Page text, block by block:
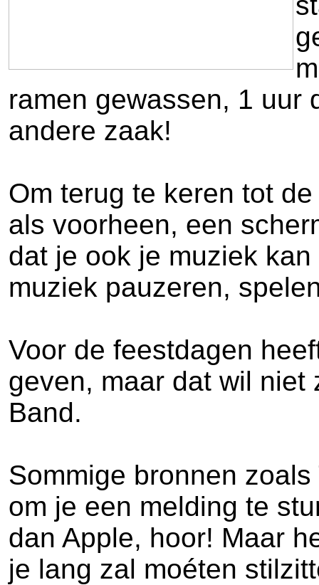
ramen gewassen, 1 uur
andere zaak!
Om terug te keren tot
als voorheen, een
dat je ook je muziek
muziek pauzeren,
Voor de feestdagen
geven, maar dat wil
Band.
Sommige bronnen
om je een melding te
dan Apple, hoor! Maar
je lang zal moéten